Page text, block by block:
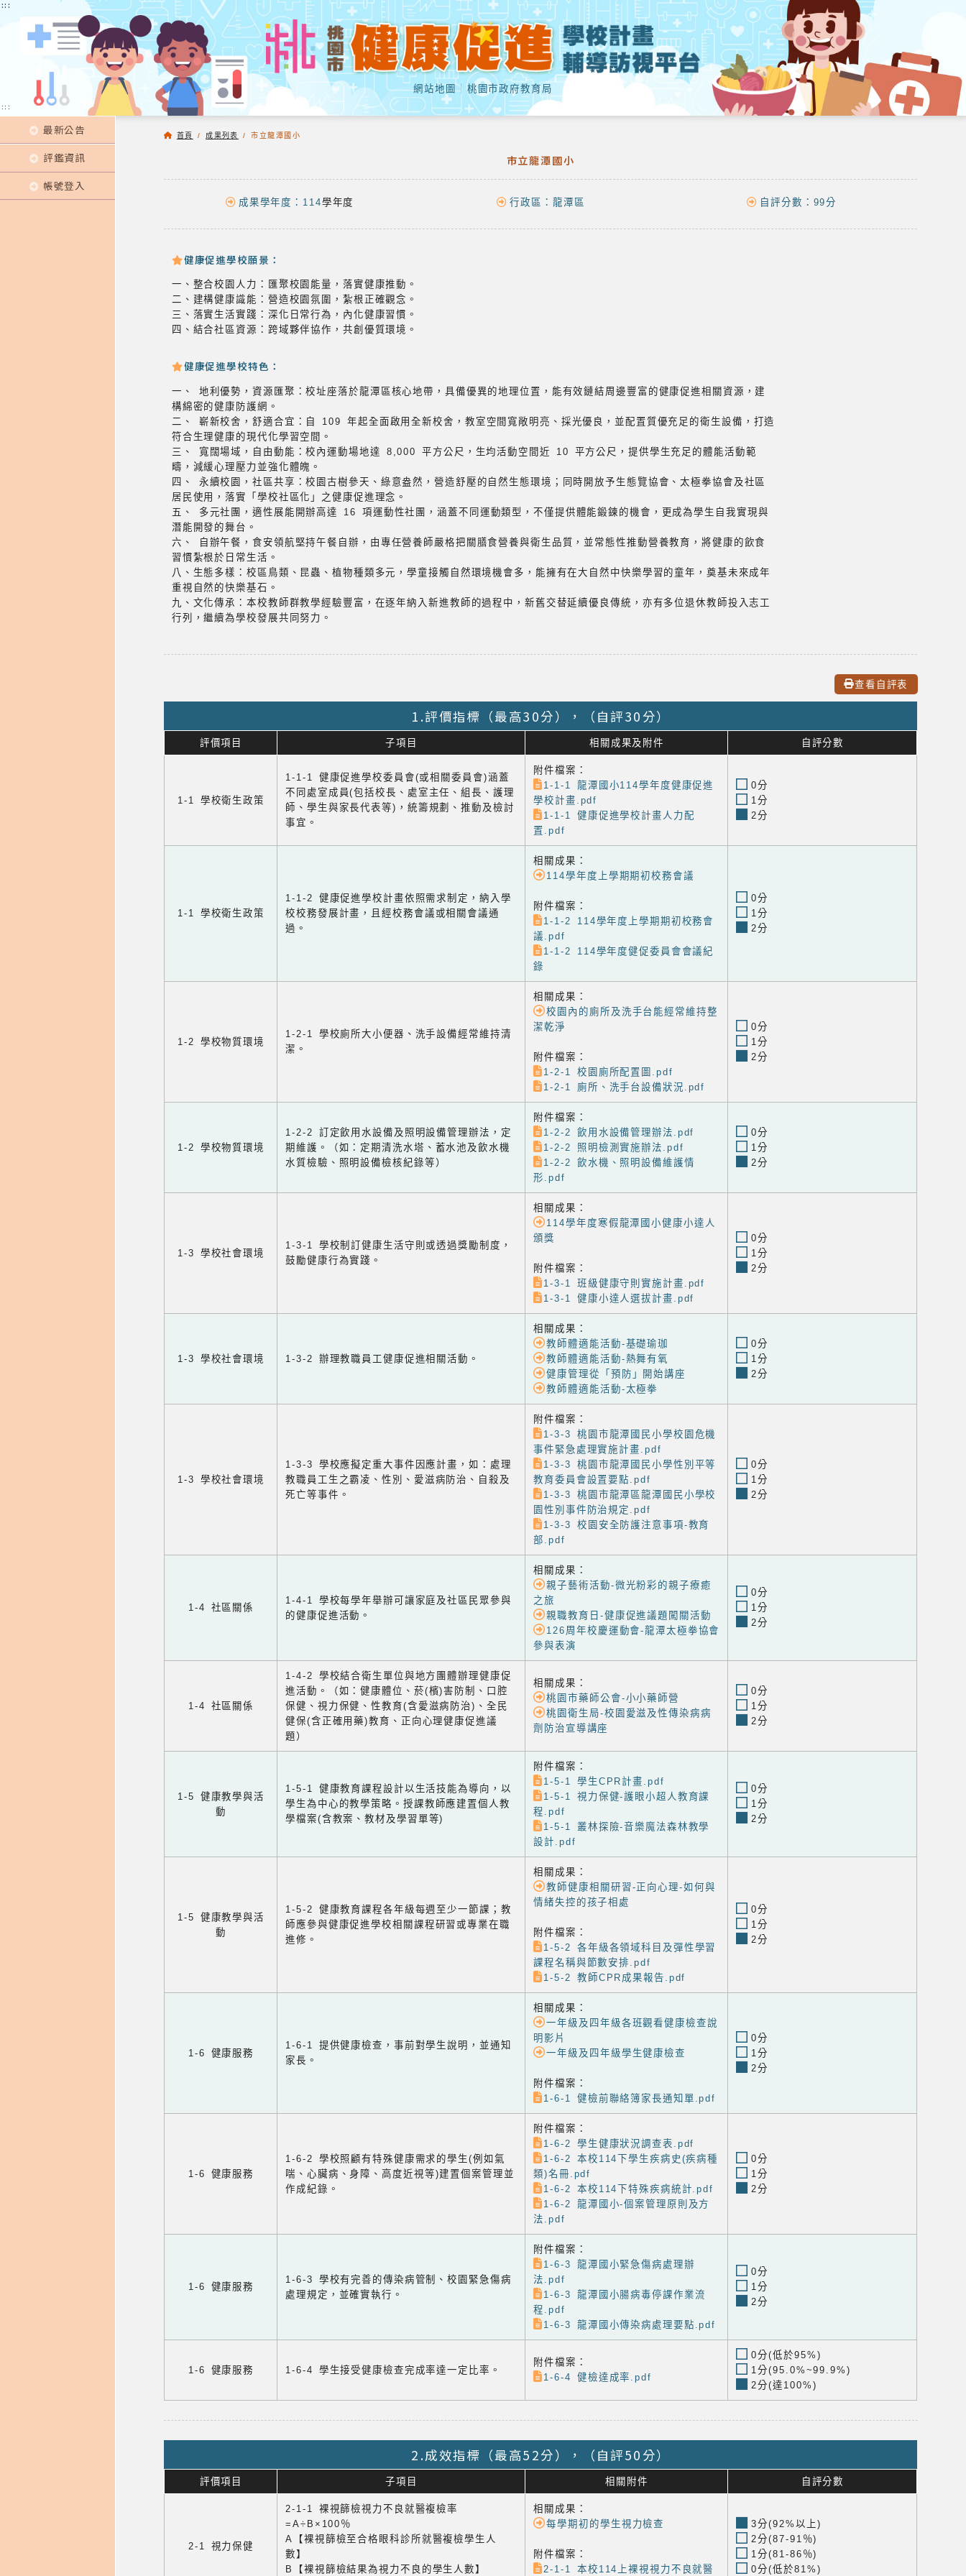
:::
網站地圖｜ 桃園市政府教育局
:::
最新公告
評鑑資訊
帳號登入
首頁 /成果列表 / 市立龍潭國小
市立龍潭國小
成果學年度：114學年度 行政區： 龍潭區 自評分數： 99分
健康促進學校願景：
一、整合校園人力：匯聚校園能量，落實健康推動。
二、建構健康識能：營造校園氛圍，紮根正確觀念。
三、落實生活實踐：深化日常行為，內化健康習慣。
四、結合社區資源：跨域夥伴協作，共創優質環境。
健康促進學校特色：
一、 地利優勢，資源匯聚：校址座落於龍潭區核心地帶，具備優異的地理位置，能有效鏈結周邊豐富的健康促進相關資源，建
構綿密的健康防護網。
二、 嶄新校舍，舒適合宜：自 109 年起全面啟用全新校舍，教室空間寬敞明亮、採光優良，並配置質優充足的衛生設備，打造
符合生理健康的現代化學習空間。
三、 寬闊場域，自由動能：校內運動場地達 8,000 平方公尺，生均活動空間近 10 平方公尺，提供學生充足的體能活動範
疇，減緩心理壓力並強化體魄。
四、 永續校園，社區共享：校園古樹參天、綠意盎然，營造舒壓的自然生態環境；同時開放予生態覽協會、太極拳協會及社區
居民使用，落實「學校社區化」之健康促進理念。
五、 多元社團，適性展能開辦高達 16 項運動性社團，涵蓋不同運動類型，不僅提供體能鍛鍊的機會，更成為學生自我實現與
潛能開發的舞台。
六、 自辦午餐，食安領航堅持午餐自辦，由專任營養師嚴格把關膳食營養與衛生品質，並常態性推動營養教育，將健康的飲食
習慣紮根於日常生活。
八、生態多樣：校區鳥類、昆蟲、植物種類多元，學童接觸自然環境機會多，能擁有在大自然中快樂學習的童年，奠基未來成年
重視自然的快樂基石。
九、文化傳承：本校教師群教學經驗豐富，在逐年納入新進教師的過程中，新舊交替延續優良傳統，亦有多位退休教師投入志工
行列，繼續為學校發展共同努力。
查看自評表
1.評價指標（最高30分），（自評30分）
評價項目 子項目 相關成果及附件 自評分數
1-1 學校衛生政策
1-1-1 健康促進學校委員會(或相關委員會)涵蓋
不同處室成員(包括校長、處室主任、組長、護理
師、學生與家長代表等)，統籌規劃、推動及檢討
事宜。
附件檔案：
1-1-1 龍潭國小114學年度健康促進
學校計畫.pdf
1-1-1 健康促進學校計畫人力配
置.pdf
0分
1分
2分
1-1 學校衛生政策
1-1-2 健康促進學校計畫依照需求制定，納入學
校校務發展計畫，且經校務會議或相關會議通
過。
相關成果：
114學年度上學期期初校務會議
附件檔案：
1-1-2 114學年度上學期期初校務會
議.pdf
1-1-2 114學年度健促委員會會議紀
錄
0分
1分
2分
1-2 學校物質環境
1-2-1 學校廁所大小便器、洗手設備經常維持清
潔。
相關成果：
校園內的廁所及洗手台能經常維持整
潔乾淨
附件檔案：
1-2-1 校園廁所配置圖.pdf
1-2-1 廁所、洗手台設備狀況.pdf
0分
1分
2分
1-2 學校物質環境
1-2-2 訂定飲用水設備及照明設備管理辦法，定
期維護。（如：定期清洗水塔、蓄水池及飲水機
水質檢驗、照明設備檢核紀錄等）
附件檔案：
1-2-2 飲用水設備管理辦法.pdf
1-2-2 照明檢測實施辦法.pdf
1-2-2 飲水機、照明設備維護情
形.pdf
0分
1分
2分
1-3 學校社會環境
1-3-1 學校制訂健康生活守則或透過獎勵制度，
鼓勵健康行為實踐。
相關成果：
114學年度寒假龍潭國小健康小達人
頒獎
附件檔案：
1-3-1 班級健康守則實施計畫.pdf
1-3-1 健康小達人選拔計畫.pdf
0分
1分
2分
1-3 學校社會環境 1-3-2 辦理教職員工健康促進相關活動。
相關成果：
教師體適能活動-基礎瑜珈
教師體適能活動-熱舞有氧
健康管理從「預防」開始講座
教師體適能活動-太極拳
0分
1分
2分
1-3 學校社會環境
1-3-3 學校應擬定重大事件因應計畫，如：處理
教職員工生之霸凌、性別、愛滋病防治、自殺及
死亡等事件。
附件檔案：
1-3-3 桃園市龍潭國民小學校園危機
事件緊急處理實施計畫.pdf
1-3-3 桃園市龍潭國民小學性別平等
教育委員會設置要點.pdf
1-3-3 桃園市龍潭區龍潭國民小學校
園性別事件防治規定.pdf
1-3-3 校園安全防護注意事項-教育
部.pdf
0分
1分
2分
1-4 社區關係
1-4-1 學校每學年舉辦可讓家庭及社區民眾參與
的健康促進活動。
相關成果：
親子藝術活動-微光粉彩的親子療癒
之旅
親職教育日-健康促進議題闖關活動
126周年校慶運動會-龍潭太極拳協會
參與表演
0分
1分
2分
1-4 社區關係
1-4-2 學校結合衛生單位與地方團體辦理健康促
進活動。（如：健康體位、菸(檳)害防制、口腔
保健、視力保健、性教育(含愛滋病防治)、全民
健保(含正確用藥)教育、正向心理健康促進議
題）
相關成果：
桃園市藥師公會-小小藥師營
桃園衛生局-校園愛滋及性傳染病病
劑防治宣導講座
0分
1分
2分
1-5 健康教學與活
動
1-5-1 健康教育課程設計以生活技能為導向，以
學生為中心的教學策略。授課教師應建置個人教
學檔案(含教案、教材及學習單等)
附件檔案：
1-5-1 學生CPR計畫.pdf
1-5-1 視力保健-護眼小超人教育課
程.pdf
1-5-1 叢林探險-音樂魔法森林教學
設計.pdf
0分
1分
2分
1-5 健康教學與活
動
1-5-2 健康教育課程各年級每週至少一節課；教
師應參與健康促進學校相關課程研習或專業在職
進修。
相關成果：
教師健康相關研習-正向心理-如何與
情緒失控的孩子相處
附件檔案：
1-5-2 各年級各領域科目及彈性學習
課程名稱與節數安排.pdf
1-5-2 教師CPR成果報告.pdf
0分
1分
2分
1-6 健康服務
1-6-1 提供健康檢查，事前對學生說明，並通知
家長。
相關成果：
一年級及四年級各班觀看健康檢查說
明影片
一年級及四年級學生健康檢查
附件檔案：
1-6-1 健檢前聯絡簿家長通知單.pdf
0分
1分
2分
1-6 健康服務
1-6-2 學校照顧有特殊健康需求的學生(例如氣
喘、心臟病、身障、高度近視等)建置個案管理並
作成紀錄。
附件檔案：
1-6-2 學生健康狀況調查表.pdf
1-6-2 本校114下學生疾病史(疾病種
類)名冊.pdf
1-6-2 本校114下特殊疾病統計.pdf
1-6-2 龍潭國小-個案管理原則及方
法.pdf
0分
1分
2分
1-6 健康服務
1-6-3 學校有完善的傳染病管制、校園緊急傷病
處理規定，並確實執行。
附件檔案：
1-6-3 龍潭國小緊急傷病處理辦
法.pdf
1-6-3 龍潭國小腸病毒停課作業流
程.pdf
1-6-3 龍潭國小傳染病處理要點.pdf
0分
1分
2分
1-6 健康服務 1-6-4 學生接受健康檢查完成率達一定比率。
附件檔案：
1-6-4 健檢達成率.pdf
0分(低於95%)
1分(95.0%~99.9%)
2分(達100%)
2.成效指標（最高52分），（自評50分）
評價項目 子項目 相關附件 自評分數
2-1 視力保健
2-1-1 裸視篩檢視力不良就醫複檢率
=A÷B×100％
A【裸視篩檢至合格眼科診所就醫複檢學生人
數】
B【裸視篩檢結果為視力不良的學生人數】
相關成果：
每學期初的學生視力檢查
附件檔案：
2-1-1 本校114上裸視視力不良就醫
3分(92%以上)
2分(87-91％)
1分(81-86％)
0分(低於81%)
:::